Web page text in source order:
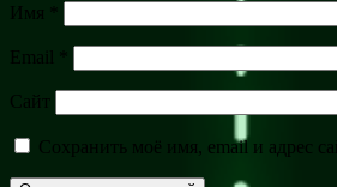
Имя
Email
Сайт
Сохранить моё имя, email и адрес